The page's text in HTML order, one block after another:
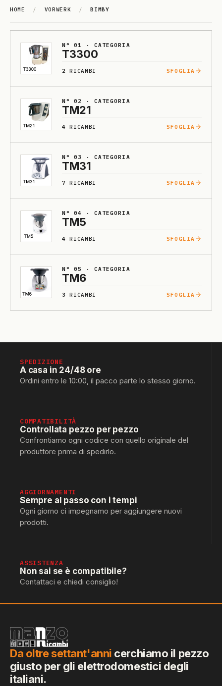
HOME / VORWERK / BIMBY
BIMBY
N° 01 · CATEGORIA
T3300
2 RICAMBI SFOGLIA
N° 02 · CATEGORIA
TM21
4 RICAMBI SFOGLIA
N° 03 · CATEGORIA
TM31
7 RICAMBI SFOGLIA
N° 04 · CATEGORIA
TM5
4 RICAMBI SFOGLIA
N° 05 · CATEGORIA
TM6
3 RICAMBI SFOGLIA
SPEDIZIONE
A casa in 24/48 ore
Ordini entro le 10:00, il pacco parte lo stesso giorno.
COMPATIBILITÀ
Controllata pezzo per pezzo
Confrontiamo ogni codice con quello originale del
produttore prima di spedirlo.
AGGIORNAMENTI
Sempre al passo con i tempi
Ogni giorno ci impegnamo per aggiungere nuovi
prodotti.
ASSISTENZA
Non sai se è compatibile?
Contattaci e chiedi consiglio!
Da oltre settant'anni cerchiamo il pezzo
giusto per gli elettrodomestici degli
italiani.